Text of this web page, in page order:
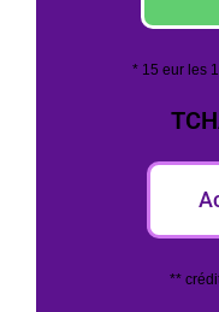
* 15 eur les
**